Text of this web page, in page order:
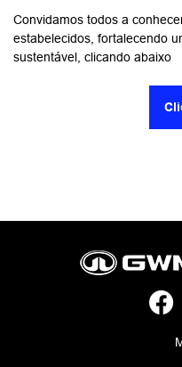
Convidamos todos a
estabelecidos, fortalecendo
sustentável, clicando abaixo